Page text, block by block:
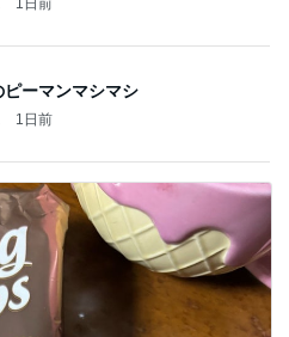
ーマンマシマシ
1日前